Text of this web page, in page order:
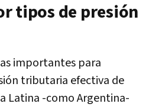
tipos de presión
importantes para
tributaria efectiva de
Latina -como Argentina-